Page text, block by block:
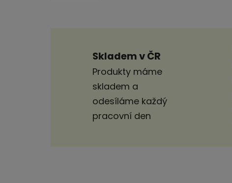
Skladem v ČR
Produkty máme
skladem a
odesíláme každý
pracovní den